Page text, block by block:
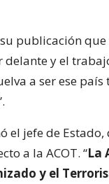
publicación que
y el
a ser ese
el jefe de
a la ACOT. “La
y el